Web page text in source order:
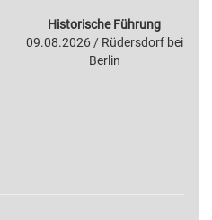
Historische Führung
09.08.2026 / Rüdersdorf bei
Berlin